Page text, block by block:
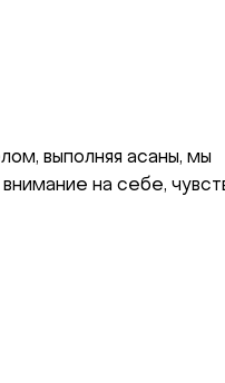
выполняя асаны, мы
на себе,